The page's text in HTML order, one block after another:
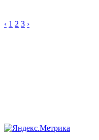
‹ 1 2 3 ›